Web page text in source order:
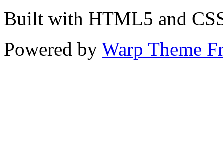
Built with HTML5 and
Powered by Warp Theme